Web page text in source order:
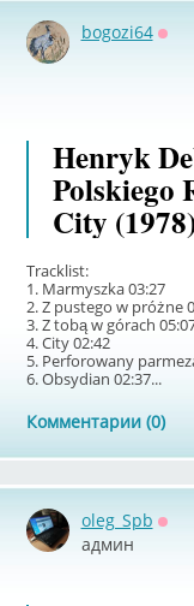
bogozi64
Henryk
Polskiego
City
Tracklist:
1. Marmyszka 03:27
2. Z pustego w próżne
3. Z tobą w górach
4. City 02:42
5. Perforowany
6. Obsydian 02:37...
Комментарии (0)
oleg_Spb
админ